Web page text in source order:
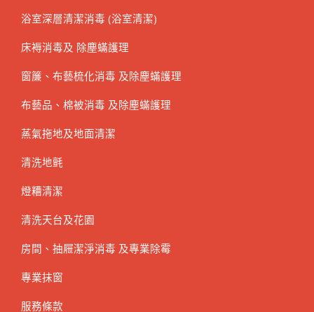
浴室深層清潔消毒 (浴室清潔)
床褥消毒及 除塵蟎護理
窗簾、布藝梳化消毒 及除塵蟎護理
布藝品、棉被消毒 及除塵蟎護理
蒸氣拖地及地面清潔
清洗地氈
燈糟清潔
清洗天台及花園
房間、抽屜潔淨消毒 及專業除霉
專業抹窗
服務條款